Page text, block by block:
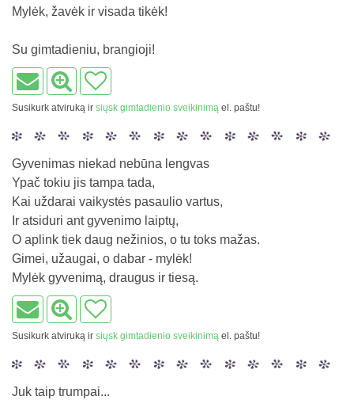
Mylėk, žavėk ir visada tikėk!
Su gimtadieniu, brangioji!
Susikurk atviruką ir siųsk gimtadienio sveikinimą el. paštu!
Gyvenimas niekad nebūna lengvas
Ypač tokiu jis tampa tada,
Kai uždarai vaikystės pasaulio vartus,
Ir atsiduri ant gyvenimo laiptų,
O aplink tiek daug nežinios, o tu toks mažas.
Gimei, užaugai, o dabar - mylėk!
Mylėk gyvenimą, draugus ir tiesą.
Susikurk atviruką ir siųsk gimtadienio sveikinimą el. paštu!
Juk taip trumpai...